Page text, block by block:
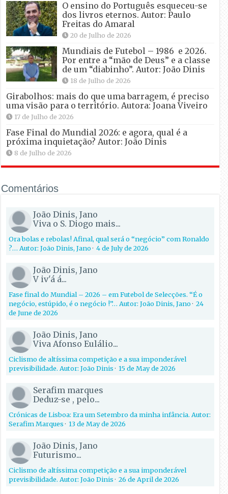
O ensino do Português esqueceu-se
dos livros eternos. Autor: Paulo
Freitas do Amaral
20 de Julho de 2026
Mundiais de Futebol – 1986 e 2026.
Por entre a “mão de Deus” e a classe
de um “diabinho”. Autor: João Dinis
18 de Julho de 2026
Girabolhos: mais do que uma barragem, é preciso
uma visão para o território. Autora: Joana Viveiro
17 de Julho de 2026
Fase Final do Mundial 2026: e agora, qual é a
próxima inquietação? Autor: João Dinis
8 de Julho de 2026
Comentários
João Dinis, Jano
Viva o S. Diogo mais...
Ora bolas e rebolas! Afinal, qual será o “negócio” com Ronaldo
?… Autor: João Dinis, Jano·4 de July de 2026
João Dinis, Jano
V iv'á á...
Fase final do Mundial – 2026 – em Futebol de Selecções. “É o
negócio, estúpido, é o negócio !”… Autor: João Dinis, Jano·24
de June de 2026
João Dinis, Jano
Viva Afonso Eulálio...
Ciclismo de altíssima competição e a sua imponderável
previsibilidade. Autor: João Dinis·15 de May de 2026
Serafim marques
Deduz-se , pelo...
Crónicas de Lisboa: Era um Setembro da minha infância. Autor:
Serafim Marques·13 de May de 2026
João Dinis, Jano
Futurismo...
Ciclismo de altíssima competição e a sua imponderável
previsibilidade. Autor: João Dinis·26 de April de 2026